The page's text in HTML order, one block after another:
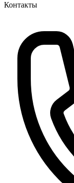
Контакты